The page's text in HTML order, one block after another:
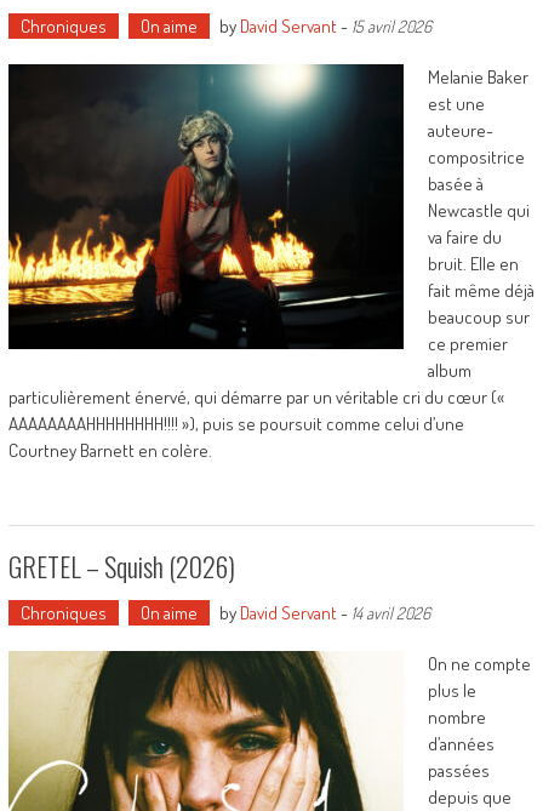
Chroniques On aime by David Servant- 15 avril 2026
Melanie Baker
est une
auteure-
compositrice
basée à
Newcastle qui
va faire du
bruit. Elle en
fait même déjà
beaucoup sur
ce premier
album
particulièrement énervé, qui démarre par un véritable cri du cœur («
AAAAAAAAHHHHHHHH!!!! »), puis se poursuit comme celui d’une
Courtney Barnett en colère.
GRETEL – Squish (2026)
Chroniques On aime by David Servant- 14 avril 2026
On ne compte
plus le
nombre
d’années
passées
depuis que